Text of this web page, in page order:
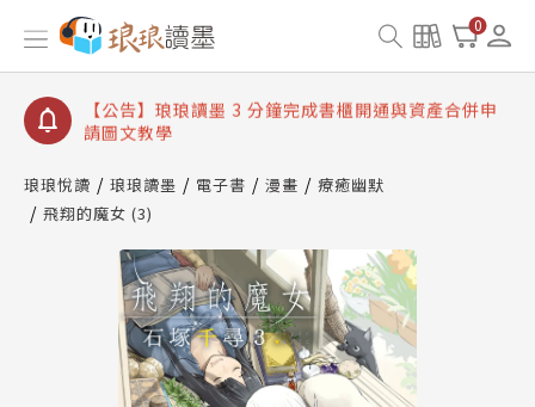
0
【公告】琅琅讀墨數位閱讀資產合併與書櫃開通申請
【公告】琅琅讀墨書櫃開通常見問題
【公告】琅琅讀墨 3 分鐘完成書櫃開通與資產合併申
請圖文教學
查詢
【公告】琅琅讀墨數位閱讀資產合併與書櫃開通申請
琅琅悅讀 琅琅讀墨 電子書 漫畫
療癒幽默
飛翔的魔女 (3)